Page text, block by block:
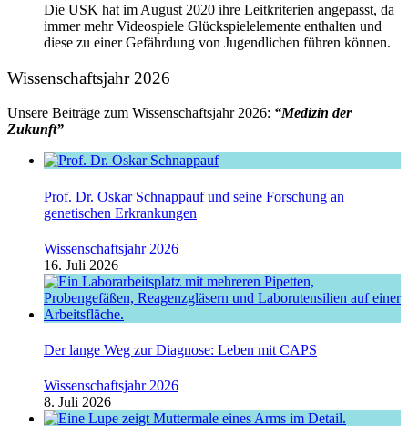
Die USK hat im August 2020 ihre Leitkriterien angepasst, da
immer mehr Videospiele Glückspielelemente enthalten und
diese zu einer Gefährdung von Jugendlichen führen können.
Wissenschaftsjahr 2026
Unsere Beiträge zum Wissenschaftsjahr 2026: “Medizin der
Zukunft”
Prof. Dr. Oskar Schnappauf und seine Forschung an
genetischen Erkrankungen
Wissenschaftsjahr 2026
16. Juli 2026
Der lange Weg zur Diagnose: Leben mit CAPS
Wissenschaftsjahr 2026
8. Juli 2026